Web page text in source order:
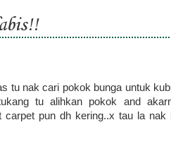
tu nak cari pokok bunga untuk
tu alihkan pokok and
pun dh kering..x tau la nak